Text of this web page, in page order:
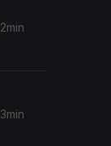
2min
3min